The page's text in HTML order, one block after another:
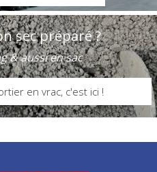
sec préparé ?
& aussi en sac
en vrac, c'est ici !